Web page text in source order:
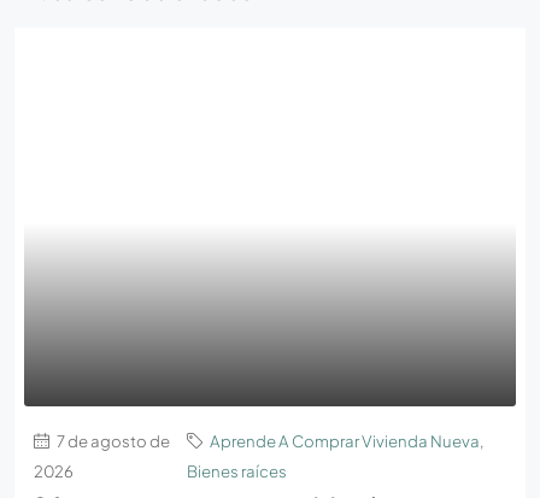
7 de agosto de
2026
Aprende A Comprar Vivienda Nueva,
Bienes raíces